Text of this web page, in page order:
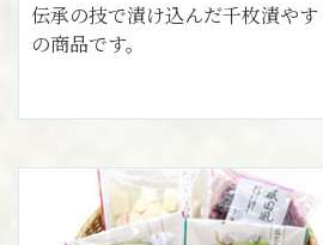
伝承の技で漬け込んだ千枚漬や
の商品です。